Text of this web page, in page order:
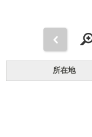
所在地